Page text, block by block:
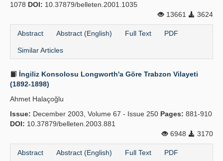
1078 DOI: 10.37879/belleten.2001.1035
13661
3624
Abstract Abstract (English) Full Text PDF
Similar Articles
İngiliz Konsolosu Longworth'a Göre Trabzon Vilayeti
(1892-1898)
Ahmet Halaçoğlu
Issue: December 2003, Volume 67 - Issue 250 Pages: 881-910
DOI: 10.37879/belleten.2003.881
6948
3170
Abstract Abstract (English) Full Text PDF